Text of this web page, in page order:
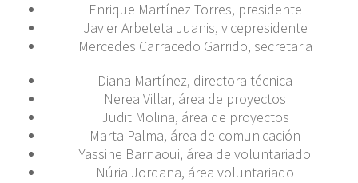
Enrique Martínez Torres, presidente
Javier Arbeteta Juanis, vicepresidente
Mercedes Carracedo Garrido, secretaria
Diana Martínez, directora técnica
Nerea Villar, área de proyectos
Judit Molina, área de proyectos
Marta Palma, área de comunicación
Yassine Barnaoui, área de voluntariado
Núria Jordana, área voluntariado